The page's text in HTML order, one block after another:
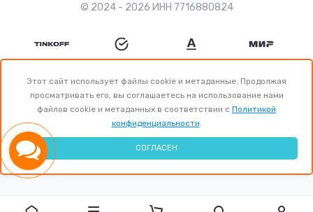
© 2024 - 2026 ИНН 7716880824
Этот сайт использует файлы cookie и метаданные. Продолжая
просматривать его, вы соглашаетесь на использование нами
файлов cookie и метаданных в соответствии с Политикой
конфиденциальности.
СОГЛАСЕН